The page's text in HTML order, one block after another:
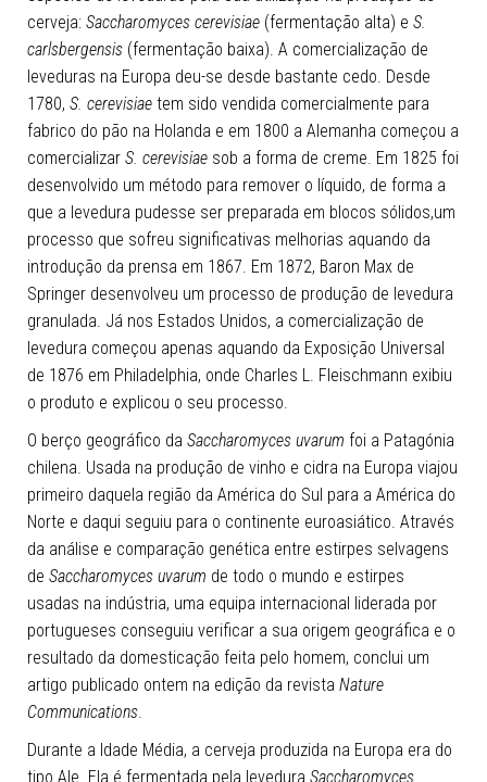
cerveja: Saccharomyces cerevisiae (fermentação alta) e S.
carlsbergensis (fermentação baixa). A comercialização de
leveduras na Europa deu-se desde bastante cedo. Desde
1780, S. cerevisiae tem sido vendida comercialmente para
fabrico do pão na Holanda e em 1800 a Alemanha começou a
comercializar S. cerevisiae sob a forma de creme. Em 1825 foi
desenvolvido um método para remover o líquido, de forma a
que a levedura pudesse ser preparada em blocos sólidos,um
processo que sofreu significativas melhorias aquando da
introdução da prensa em 1867. Em 1872, Baron Max de
Springer desenvolveu um processo de produção de levedura
granulada. Já nos Estados Unidos, a comercialização de
levedura começou apenas aquando da Exposição Universal
de 1876 em Philadelphia, onde Charles L. Fleischmann exibiu
o produto e explicou o seu processo.
O berço geográfico da Saccharomyces uvarum foi a Patagónia
chilena. Usada na produção de vinho e cidra na Europa viajou
primeiro daquela região da América do Sul para a América do
Norte e daqui seguiu para o continente euroasiático. Através
da análise e comparação genética entre estirpes selvagens
de Saccharomyces uvarum de todo o mundo e estirpes
usadas na indústria, uma equipa internacional liderada por
portugueses conseguiu verificar a sua origem geográfica e o
resultado da domesticação feita pelo homem, conclui um
artigo publicado ontem na edição da revista Nature
Communications.
Durante a Idade Média, a cerveja produzida na Europa era do
tipo Ale. Ela é fermentada pela levedura Saccharomyces